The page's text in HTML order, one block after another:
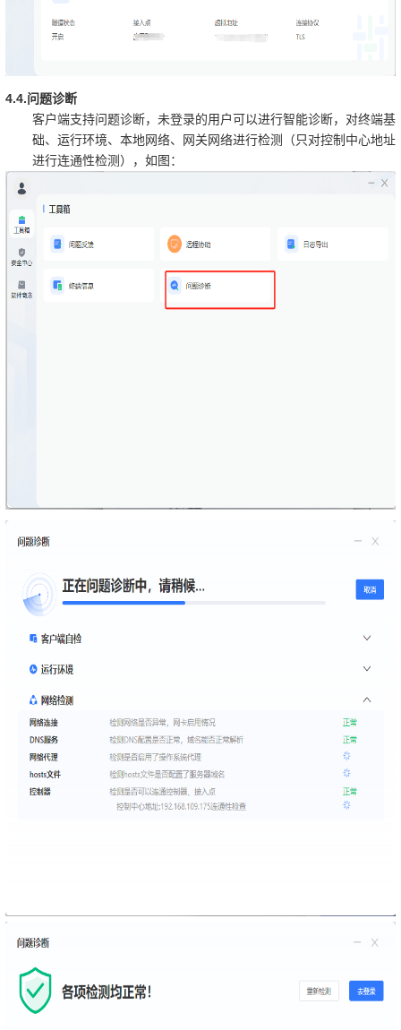
4.4.问题诊断
客户端支持问题诊断，未登录的用户可以进行智能诊断，对终端基
础、运行环境、本地网络、网关网络进行检测（只对控制中心地址
进行连通性检测），如图：